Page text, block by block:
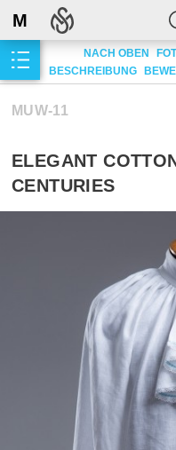
M
NACH OBEN
BESCHREIBUNG
MUW-11
ELEGANT
CENTURIES